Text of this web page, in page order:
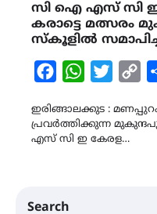
സി ഐ എസ് സി ഇ
കരാട്ടെ മത്സരം
സ്കൂളിൽ
FacebookWhatsAppTwitter
ഇരിങ്ങാലക്കുട :
പ്രവർത്തിക്കുന്ന
എസ് സി ഇ കേരള…
Search